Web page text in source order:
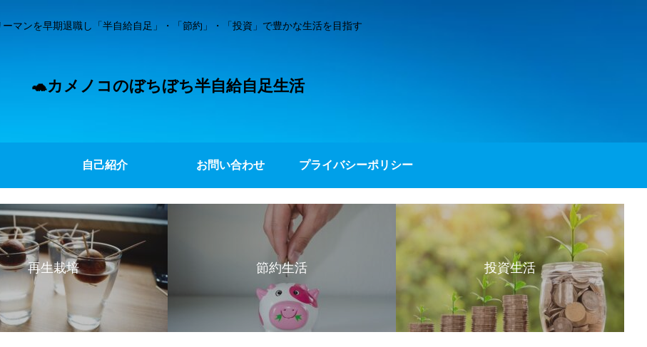
ーマンを早期退職し「半自給自足」・「節約」・「投資」で豊かな生活を目指す
🐢カメノコのぼちぼち半自給自足生活
自己紹介 お問い合わせ プライバシーポリシー
再生栽培 節約生活 投資生活